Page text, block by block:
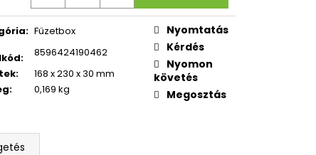
: Füzetbox
:
8596424190462
:
168 x 230 x 30 mm
: 0,169 kg
Nyomtatás
Kérdés
Nyomon
követés
Megosztás